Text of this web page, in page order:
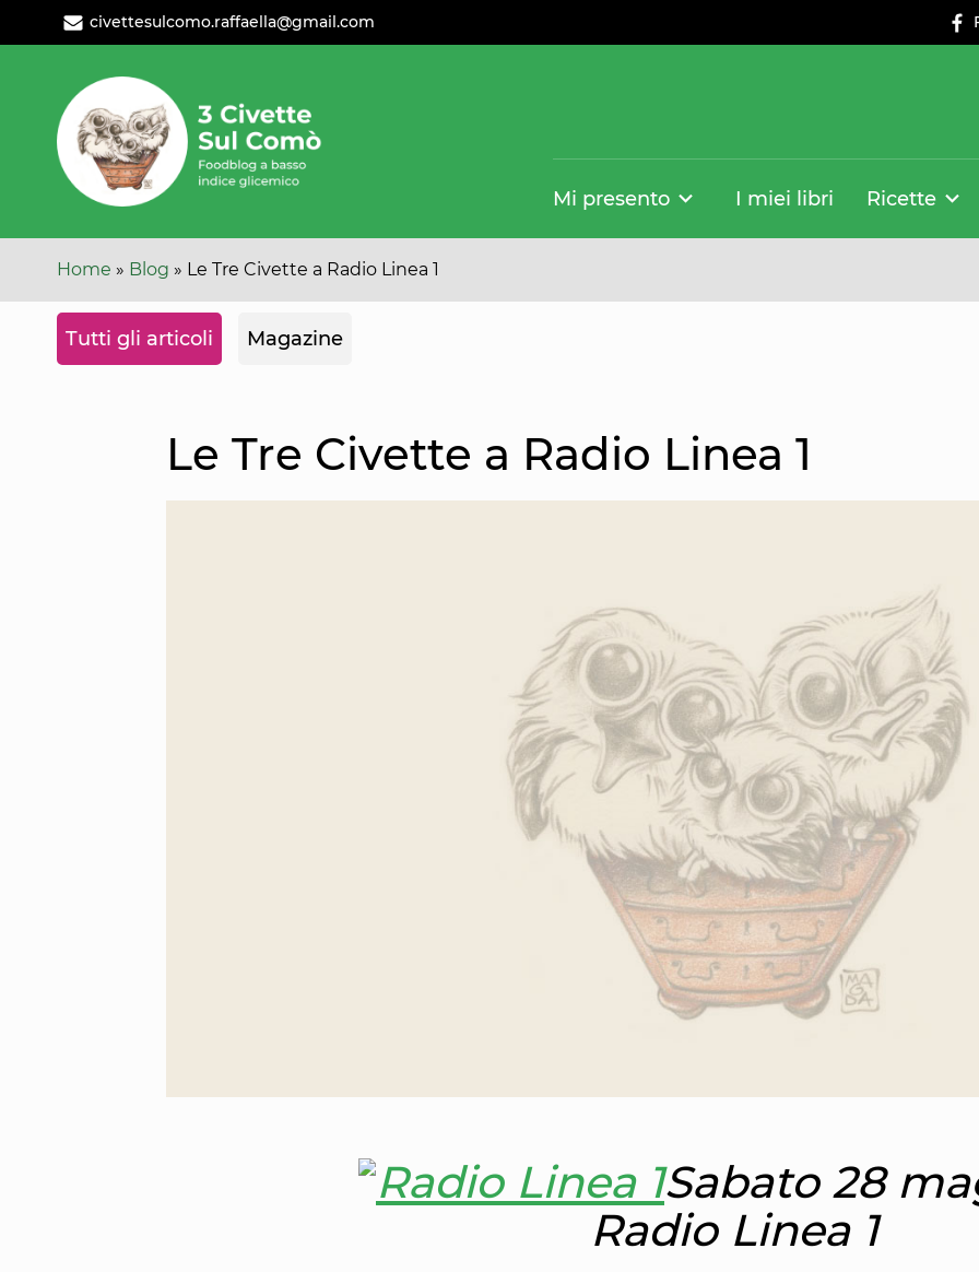
categoria
civettesulcomo.raffaella@gmail.com
Mi presento I miei libri Ricette
Home » Blog » Le Tre Civette a Radio Linea 1
Tutti gli articoli Magazine
Le Tre Civette a Radio Linea 1
Sabato 28
Radio Linea 1